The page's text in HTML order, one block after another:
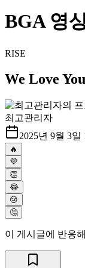
BGA 영
RISE
We Love
최고관리자
2025년 9월 3일
🔥
💜
👏
😂
😢
🤔
이 게시글에 반응